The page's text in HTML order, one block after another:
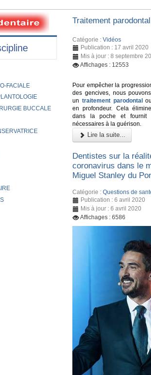
Traitement
Catégorie : Vidéos
Publication : 17 avril 2020
Mis à jour : 8 septembre
Affichages : 12553
Pour empêcher la
des gencives, nous
un traitement parodontal
en profondeur. Cela
dans la poche et fournit
nécessaires à la guérison.
Lire la suite...
Dentistes sur la
coronavirus dans le
Miguel Stanley du
Catégorie : Questions de
Publication : 6 avril 2020
Mis à jour : 6 avril 2020
Affichages : 6586
FACIALE
BUCCALE